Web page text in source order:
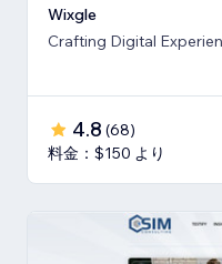
Wixgle
Crafting Digital
4.8 (68)
料金：$150 より